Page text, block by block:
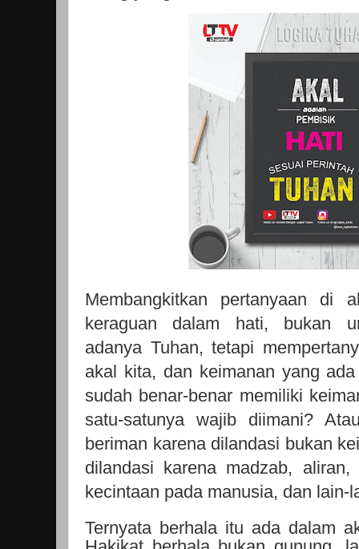
Membangkitkan pertanyaan di
keraguan dalam hati, bukan
adanya Tuhan, tetapi
akal kita, dan keimanan yang
sudah benar-benar memiliki
satu-satunya wajib diimani?
beriman karena dilandasi bukan
dilandasi karena madzab, aliran,
kecintaan pada manusia, dan lain-
Ternyata berhala itu ada dalam